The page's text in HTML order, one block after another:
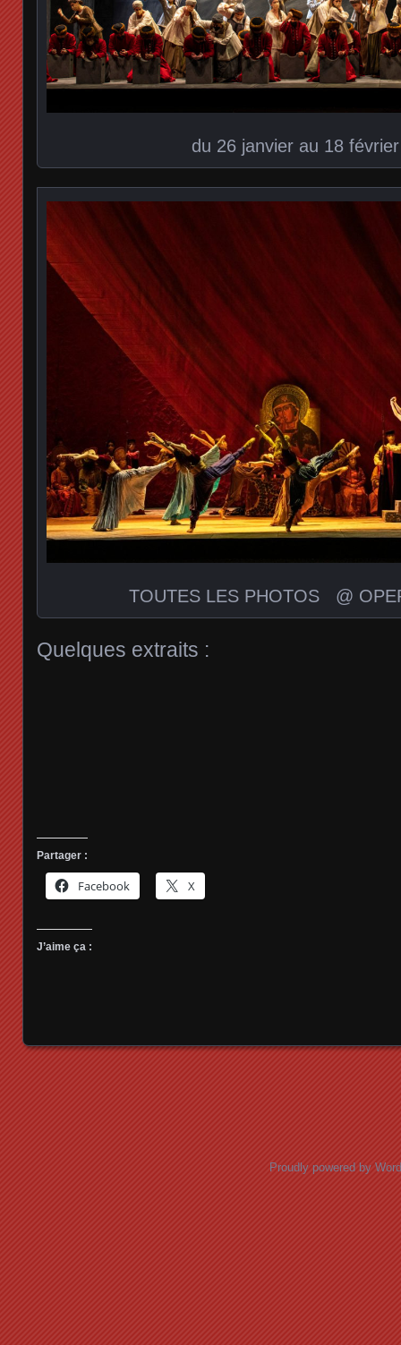
du 26 janvier au 18
TOUTES LES PHOTOS @
Quelques extraits :
Partager :
Facebook X
J’aime ça :
Proudly powered by